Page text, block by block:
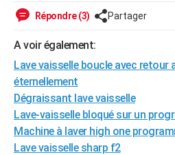
SANTE
Destinations
City break
Voyage nature
Voyage de noces
Forum
Climat
+PHOTO
GUIDES D'ACHAT
BONS PLANS
CARTE DE VOEUX
Répondre (3) Partager
A voir également:
Lave vaisselle boucle avec retour
éternellement
Dégraissant lave vaisselle
Lave-vaisselle bloqué sur un
Machine à laver high one
Lave vaisselle sharp f2